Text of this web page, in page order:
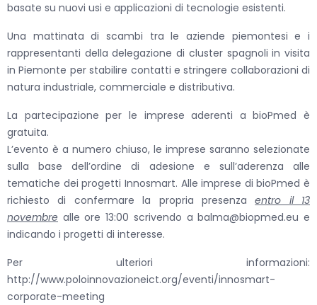
basate su nuovi usi e applicazioni di tecnologie esistenti.
Una mattinata di scambi tra le aziende piemontesi e i
rappresentanti della delegazione di cluster spagnoli in visita
in Piemonte per stabilire contatti e stringere collaborazioni di
natura industriale, commerciale e distributiva.
La partecipazione per le imprese aderenti a bioPmed è
gratuita.
L’evento è a numero chiuso, le imprese saranno selezionate
sulla base dell’ordine di adesione e sull’aderenza alle
tematiche dei progetti Innosmart. Alle imprese di bioPmed è
richiesto di confermare la propria presenzaentro il 13
novembre alle ore 13:00 scrivendo a balma@biopmed.eu e
indicando i progetti di interesse.
Per ulteriori informazioni:
http://www.poloinnovazioneict.org/eventi/innosmart-
corporate-meeting